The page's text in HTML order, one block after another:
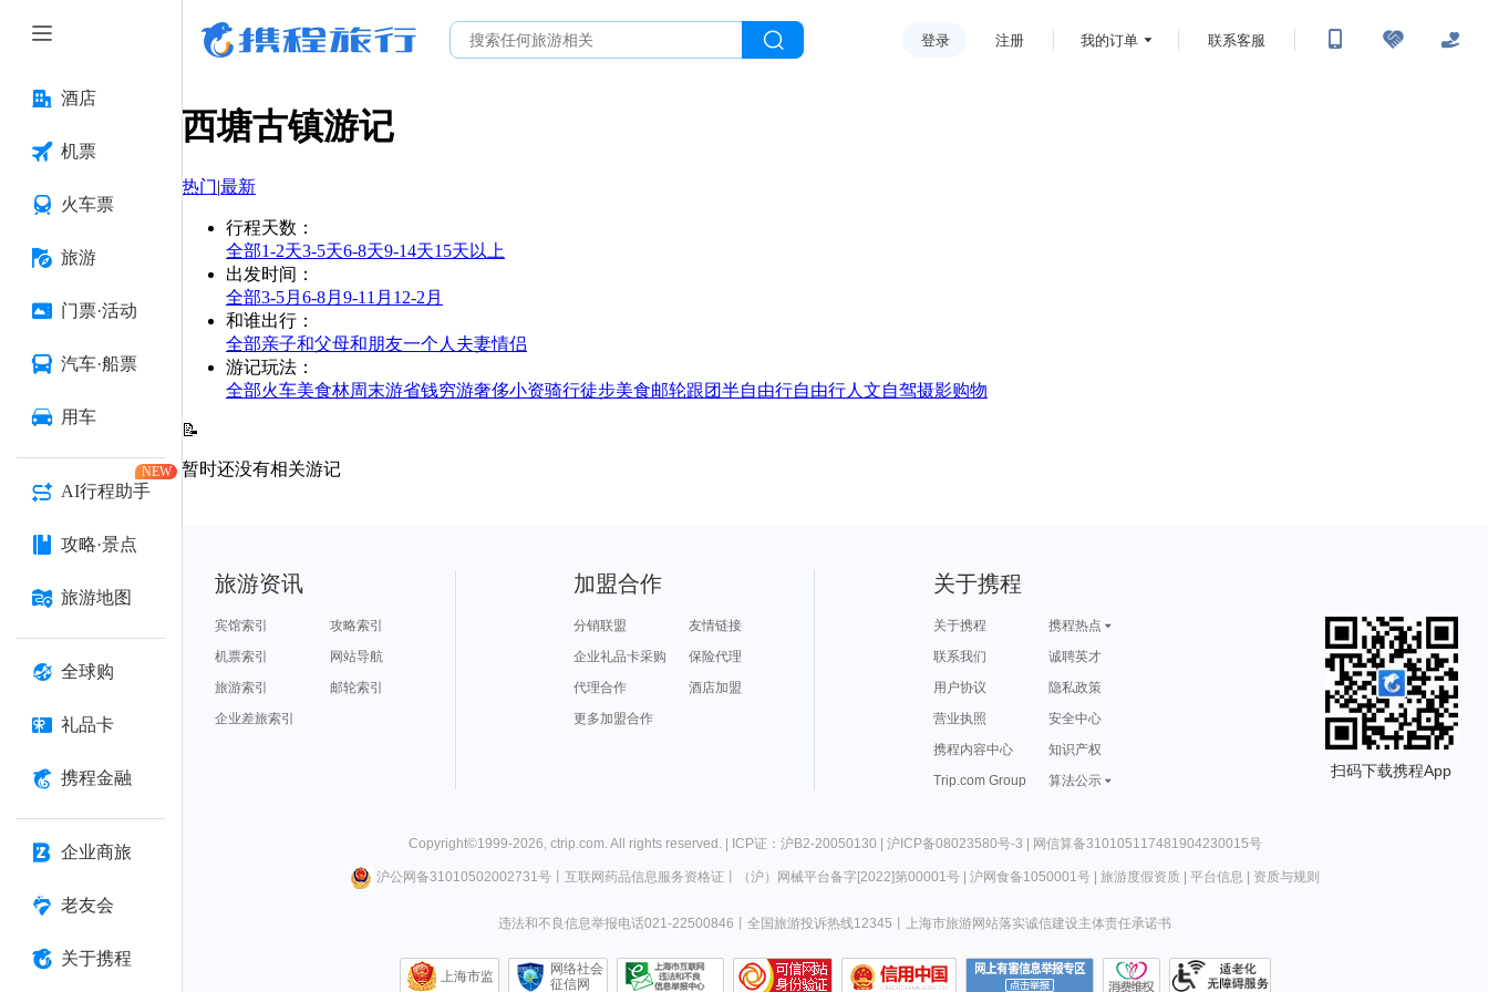
酒店
机票
火车票
旅游
门票·活动
汽车·船票
用车
AI行程助手
NEW
攻略·景点
旅游地图
全球购
礼品卡
携程金融
企业商旅
老友会
关于携程
登录 注册 我的订单 联系客服
西塘古镇游记
热门|最新
行程天数 ：
全部1-2天3-5天6-8天9-14天15天以上
出发时间 ：
全部3-5月 6-8月 9-11月 12-2月
和谁出行 ：
全部亲子和父母和朋友一个人 夫妻情侣
游记玩法 ：
全部火车美食林周末游省钱穷游奢侈小资骑行徒步美食邮轮跟团半自由行自由行人文自驾摄影购物
📝
暂时还没有相关游记
旅游资讯
宾馆索引
攻略索引
机票索引
网站导航
旅游索引
邮轮索引
企业差旅索引
加盟合作
分销联盟
友情链接
企业礼品卡采购
保险代理
代理合作
酒店加盟
更多加盟合作
关于携程
关于携程
携程热点
联系我们
诚聘英才
用户协议
隐私政策
营业执照
安全中心
携程内容中心
知识产权
Trip.com Group
算法公示
扫码下载携程App
Copyright©1999-2026, ctrip.com. All rights reserved. | ICP证：沪B2-20050130 | 沪ICP备08023580号-3 | 网信算备310105117481904230015号
沪公网备31010502002731号丨 互联网药品信息服务资格证 （沪）网械平台备字[2022]第00001号| 沪网食备1050001号| 旅游度假资质| 平台信息 资质与规则
违法和不良信息举报电话021-22500846 全国旅游投诉热线12345 上海市旅游网站落实诚信建设主体责任承诺书
上海市监
网络社会
征信网